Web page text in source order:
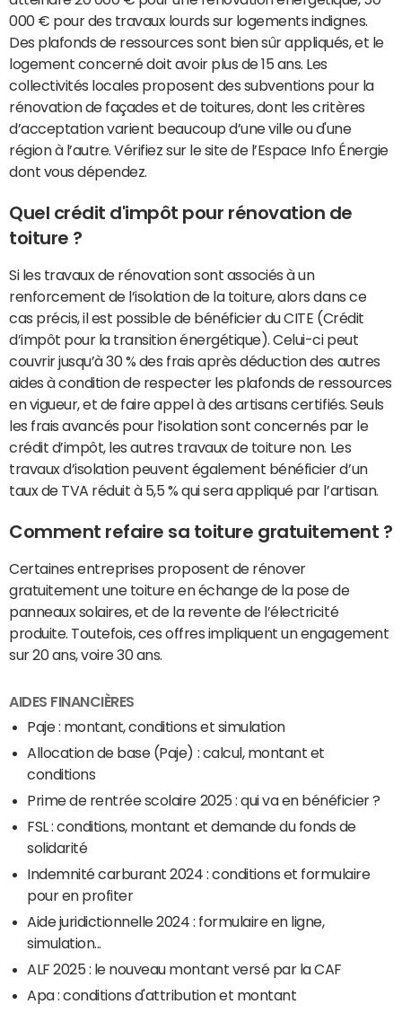
000 € pour des travaux lourds sur logements indignes.
Des plafonds de ressources sont bien sûr appliqués, et le
logement concerné doit avoir plus de 15 ans. Les
collectivités locales proposent des subventions pour la
rénovation de façades et de toitures, dont les critères
d’acceptation varient beaucoup d’une ville ou d'une
région à l’autre. Vérifiez sur le site de l’Espace Info Énergie
dont vous dépendez.
Quel crédit d'impôt pour rénovation de
toiture ?
Si les travaux de rénovation sont associés à un
renforcement de l’isolation de la toiture, alors dans ce
cas précis, il est possible de bénéficier du CITE (Crédit
d’impôt pour la transition énergétique). Celui-ci peut
couvrir jusqu’à 30 % des frais après déduction des autres
aides à condition de respecter les plafonds de ressources
en vigueur, et de faire appel à des artisans certifiés. Seuls
les frais avancés pour l’isolation sont concernés par le
crédit d’impôt, les autres travaux de toiture non. Les
travaux d’isolation peuvent également bénéficier d’un
taux de TVA réduit à 5,5 % qui sera appliqué par l’artisan.
Comment refaire sa toiture gratuitement ?
Certaines entreprises proposent de rénover
gratuitement une toiture en échange de la pose de
panneaux solaires, et de la revente de l’électricité
produite. Toutefois, ces offres impliquent un engagement
sur 20 ans, voire 30 ans.
AIDES FINANCIÈRES
Paje : montant, conditions et simulation
Allocation de base (Paje) : calcul, montant et
conditions
Prime de rentrée scolaire 2025 : qui va en bénéficier ?
FSL : conditions, montant et demande du fonds de
solidarité
Indemnité carburant 2024 : conditions et formulaire
pour en profiter
Aide juridictionnelle 2024 : formulaire en ligne,
simulation...
ALF 2025 : le nouveau montant versé par la CAF
Apa : conditions d'attribution et montant